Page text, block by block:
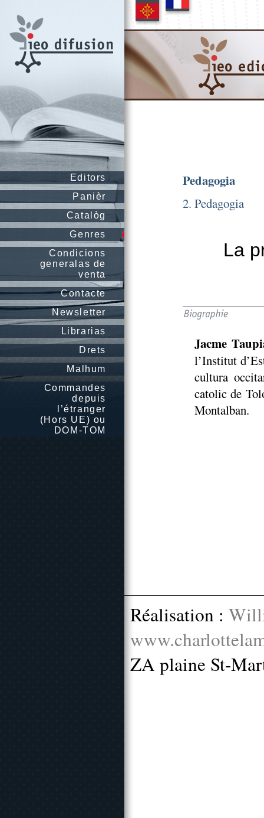
Editors
Panièr
Catalòg
Genres
Condicions
generalas de
venta
Contacte
Newsletter
Librarias
Drets
Malhum
Commandes
depuis
l’étranger
(Hors UE) ou
DOM-TOM
Pedagogia
2. Pedagogia
La
Jacme
l’Institut
cultura
catolic de
Montalban.
Réalisation :
ZA plaine St-